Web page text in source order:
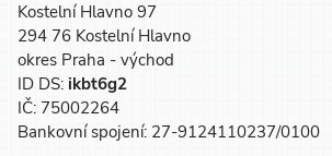
Kostelní Hlavno 97
294 76 Kostelní Hlavno
okres Praha - východ
ID DS:ikbt6g2
IČ: 75002264
Bankovní spojení: 27-9124110237/0100